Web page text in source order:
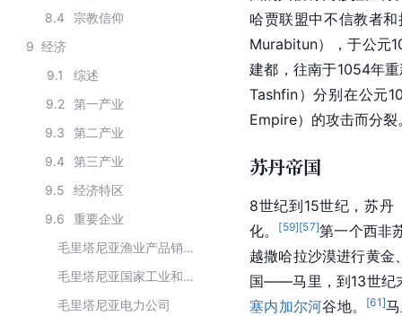
8.4
宗教信仰
9 经济
9.1
综述
9.2
第一产业
9.3
第二产业
9.4
第三产业
9.5
经济特区
9.6
重要企业
毛里塔尼亚渔业产品销售公司
毛里塔尼亚国家工业和矿业公司
毛里塔尼亚电力公司
哈贾联盟中不信教者
Murabitun），于公元
建都，往南于1054年
Tashfin）分别在公元
Empire）的攻击而分裂
苏丹帝国
8世纪到15世纪， 苏丹
化。 [59][57]第一个西非
越撒哈拉沙漠进行黄金
国——马里 ，到13世纪
塞内加尔河谷地。 [61]